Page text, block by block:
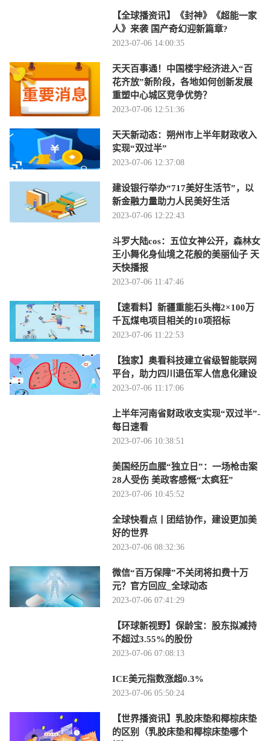
【全球播资讯】《封神》《超能一家
人》来袭 国产奇幻迎新篇章?
2023-07-06 14:00:35
天天百事通！中国楼宇经济进入“百
花齐放”新阶段，各地如何创新发展
重塑中心城区竞争优势？
2023-07-06 12:51:36
天天新动态：朔州市上半年财政收入
实现“双过半”
2023-07-06 12:37:08
建设银行举办“717美好生活节”，以
新金融力量助力人民美好生活
2023-07-06 12:22:43
斗罗大陆cos：五位女神公开，森林女
王小舞化身仙境之花般的美丽仙子 天
天快播报
2023-07-06 11:47:46
【速看料】新疆重能石头梅2×100万
千瓦煤电项目相关的10项招标
2023-07-06 11:22:53
【独家】奥看科技建立省级智能联网
平台，助力四川退伍军人信息化建设
2023-07-06 11:17:06
上半年河南省财政收支实现“双过半”-
每日速看
2023-07-06 10:38:51
美国经历血腥“独立日”：一场枪击案
28人受伤 美政客感慨“太疯狂”
2023-07-06 10:45:52
全球快看点丨团结协作，建设更加美
好的世界
2023-07-06 08:32:36
微信“百万保障”不关闭将扣费十万
元？官方回应_全球动态
2023-07-06 07:41:29
【环球新视野】保龄宝：股东拟减持
不超过3.55%的股份
2023-07-06 07:08:13
ICE美元指数涨超0.3%
2023-07-06 05:50:24
【世界播资讯】乳胶床垫和椰棕床垫
的区别（乳胶床垫和椰棕床垫哪个